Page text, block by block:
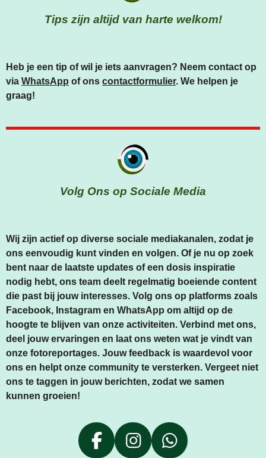
Tips zijn altijd van harte welkom!
Heb je een tip of wil je iets aanvragen? Neem contact op
via WhatsApp of ons contactformulier. We helpen je
graag!
Volg Ons op Sociale Media
Wij zijn actief op diverse sociale mediakanalen, zodat je
ons eenvoudig kunt vinden en volgen. Of je nu op zoek
bent naar de laatste updates of een dosis inspiratie
nodig hebt, ons team deelt regelmatig boeiende content
die past bij jouw interesses. Volg ons op platforms zoals
Facebook, Instagram en WhatsApp om altijd op de
hoogte te blijven van onze activiteiten. Verbind met ons,
deel jouw ervaringen en laat ons weten wat je vindt van
onze fotoreportages. Jouw feedback is waardevol voor
ons en helpt onze community te versterken. Vergeet niet
ons te taggen in jouw berichten, zodat we samen
kunnen groeien!
F
I
W